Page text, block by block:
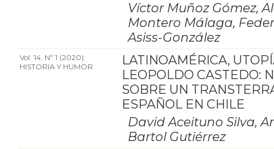
Víctor Muñoz Gómez,
Montero Málaga,
Asiss-González
Vol. 14, Nº 1 (2020):
HISTORIA Y HUMOR
LATINOAMÉRICA,
LEOPOLDO CASTEDO:
SOBRE UN
ESPAÑOL EN CHILE
David Aceituno Silva,
Bartol Gutiérrez